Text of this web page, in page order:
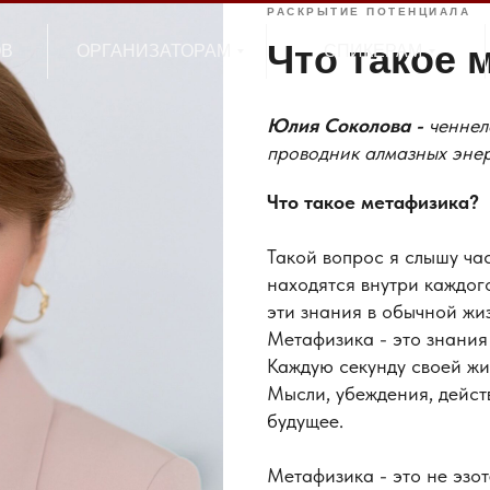
ОРГАНИЗАТОРАМ СПИКЕРАМ
ОРГАНИЗАТОРАМ СПИКЕРАМ
РАСКРЫТИЕ ПОТЕНЦИАЛА
Что такое
Юлия Соколова -
проводник алмазных
Что такое метафизика?
Такой вопрос я слышу
находятся внутри
эти знания в обычной
Метафизика - это
Каждую секунду своей
Мысли, убеждения,
будущее.
Метафизика - это не